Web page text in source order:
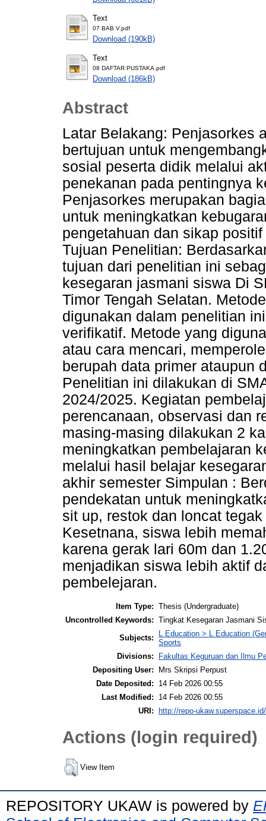
Text
07 BAB V.pdf
Download (190kB)
Text
08 DAFTAR PUSTAKA.pdf
Download (186kB)
Abstract
Latar Belakang: Penjasorkes
bertujuan untuk
sosial peserta didik melalui
penekanan pada pentingnya
Penjasorkes merupakan
untuk meningkatkan
pengetahuan dan sikap
Tujuan Penelitian:
tujuan dari penelitian ini
kesegaran jasmani siswa Di
Timor Tengah Selatan.
digunakan dalam penelitian
verifikatif. Metode yang
atau cara mencari,
berupah data primer ataupun
Penelitian ini dilakukan di
2024/2025. Kegiatan
perencanaan, observasi dan
masing-masing dilakukan 2
meningkatkan pembelajaran
melalui hasil belajar
akhir semester Simpulan :
pendekatan untuk
sit up, restok dan loncat
Kesetnana, siswa lebih
karena gerak lari 60m dan
menjadikan siswa lebih aktif
pembelejaran.
Item Type: Thesis (Undergraduate)
Uncontrolled Keywords: Tingkat Kesegaran Jasmani
Subjects:
L Education > L Education
Sports
Divisions:
Fakultas Keguruan dan Ilmu
Depositing User:
Mrs Skripsi Perpust
Date Deposited:
14 Feb 2026 00:55
Last Modified:
14 Feb 2026 00:55
URI:
http://repo-
Actions (login required)
View Item
REPOSITORY UKAW is powered by